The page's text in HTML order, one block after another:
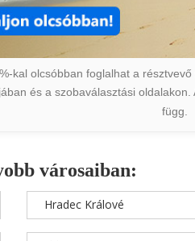
kal olcsóbban foglalhat a
és a szobaválasztási
függ.
városaiban:
Hradec Králové